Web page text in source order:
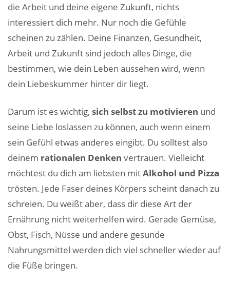
die Arbeit und deine eigene Zukunft, nichts
interessiert dich mehr. Nur noch die Gefühle
scheinen zu zählen. Deine Finanzen, Gesundheit,
Arbeit und Zukunft sind jedoch alles Dinge, die
bestimmen, wie dein Leben aussehen wird, wenn
dein Liebeskummer hinter dir liegt.
Darum ist es wichtig, sich selbst zu motivieren und
seine Liebe loslassen zu können, auch wenn einem
sein Gefühl etwas anderes eingibt. Du solltest also
deinem rationalen Denken vertrauen. Vielleicht
möchtest du dich am liebsten mitAlkohol und Pizza
trösten. Jede Faser deines Körpers scheint danach zu
schreien. Du weißt aber, dass dir diese Art der
Ernährung nicht weiterhelfen wird. Gerade Gemüse,
Obst, Fisch, Nüsse und andere gesunde
Nahrungsmittel werden dich viel schneller wieder auf
die Füße bringen.